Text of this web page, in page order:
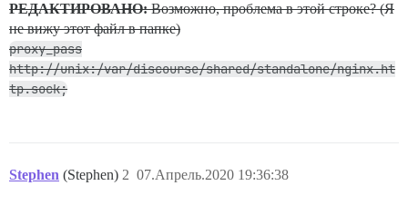
РЕДАКТИРОВАНО:Возможно, проблема в этой строке? (Я
не вижу этот файл в папке)
proxy_pass
http://unix:/var/discourse/shared/standalone/nginx.ht
tp.sock;
Stephen (Stephen) 07.Апрель.2020 19:36:38
2